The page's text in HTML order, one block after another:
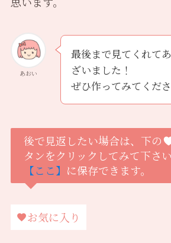
あおい
最後まで見てくれて
ざいました！
ぜひ作ってみてくださ
後で見返したい場合は、下の
タンをクリックしてみて下さい
【ここ】 に保存できます。
お気に入り